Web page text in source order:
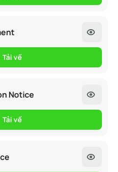
Tải về
Notice
Tải về